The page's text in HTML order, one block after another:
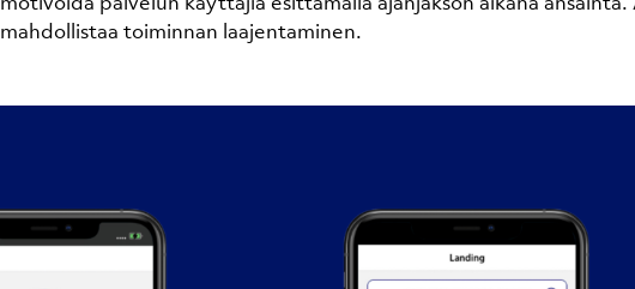
mahdollistaa toiminnan laajentaminen.